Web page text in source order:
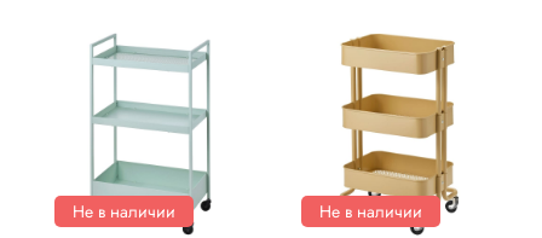
Не в наличии Не в наличии